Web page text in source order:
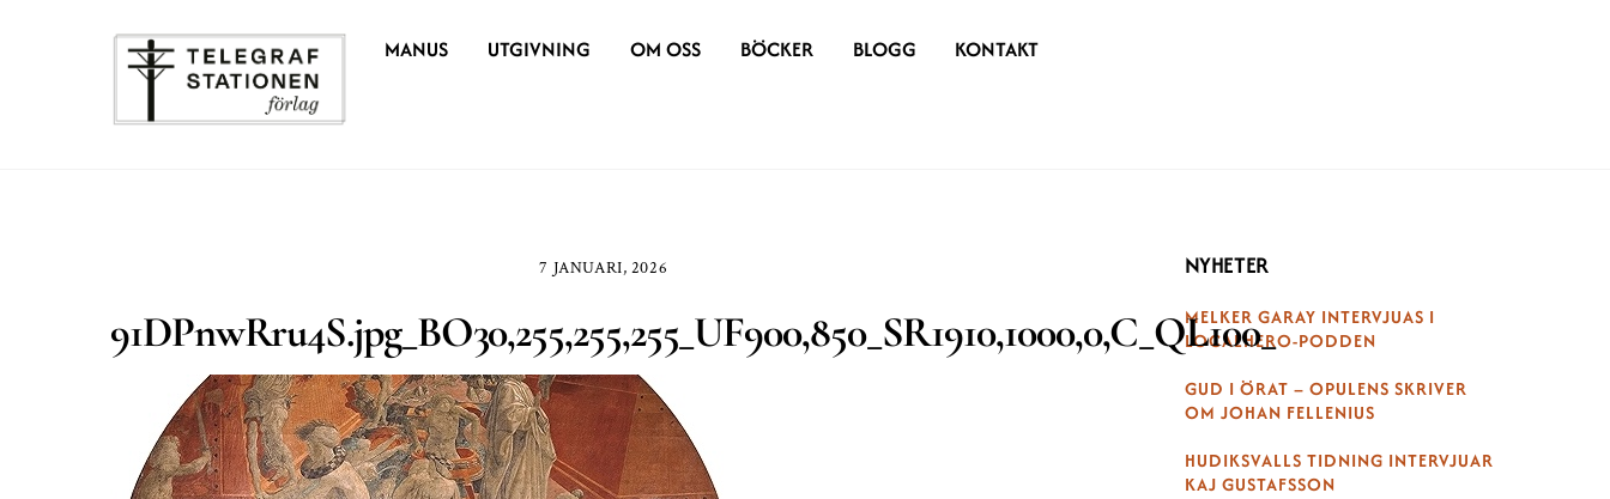
MANUS UTGIVNING OM OSS BÖCKER BLOGG KONTAKT
7 JANUARI, 2026
91DPnwRru4S.jpg_BO30,255,255,255_UF900,850_SR1910,1000,0,C_QL100_
NYHETER
MELKER GARAY INTERVJUAS I
LOCALHERO-PODDEN
GUD I ÖRAT – OPULENS SKRIVER
OM JOHAN FELLENIUS
HUDIKSVALLS TIDNING INTERVJUAR
KAJ GUSTAFSSON